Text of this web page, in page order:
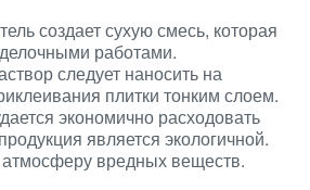
создает сухую смесь, которая
работами.
следует наносить на
плитки тонким слоем.
экономично расходовать
является экологичной.
вредных веществ.